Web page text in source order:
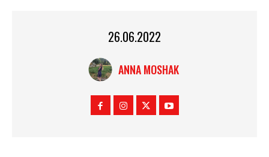
26.06.2022
ANNA MOSHAK